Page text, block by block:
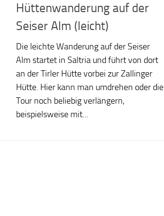
Hüttenwanderung auf der
Seiser Alm (leicht)
Die leichte Wanderung auf der Seiser
Alm startet in Saltria und führt von dort
an der Tirler Hütte vorbei zur Zallinger
Hütte. Hier kann man umdrehen oder die
Tour noch beliebig verlängern,
beispielsweise mit...